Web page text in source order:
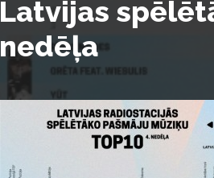
Latvijas
nedēļa